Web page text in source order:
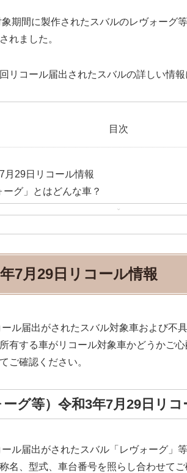
期間に製作されたスバルのレヴォーグ
れました。
リコール届出されたスバルの詳しい情報
目次
月29日リコール情報
ーグ」とはどんな車？
7月29日リコール情報
ル届出がされたスバル対象車および不
有する車がリコール対象車かどうかご
ご確認ください。
グ等）令和3年7月29日リ
ル届出がされたスバル「レヴォーグ」
名、型式、車台番号を照らし合わせてご